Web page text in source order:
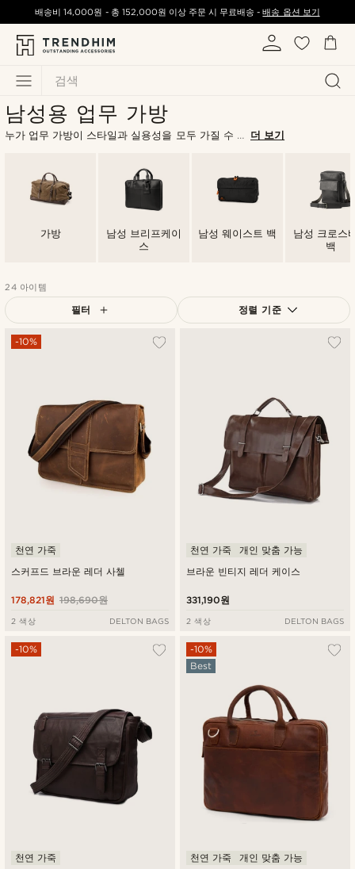
검색
배송비14,000원 - 총 152,000원 이상 주문 시 무료배송 -배송 옵션 보기
남성용 업무 가방
누가 업무 가방이 스타일과 실용성을 모두 가질 수 없다고 했나요? 아무도 없습니다! Trendhim의 남성용 업무 가방과 함께라면 스타일을 잃지 않고 실용성과 패션을 동시에 겟할 수 있습니다. 더 보기
가방
남성 브리프케이
스
남성 웨이스트 백
남성 크로스
백
24 아이템
필터 정렬 기준
스커프드 브라운 레더 사첼
-10%
천연 가죽
198,690원
178,821원
2 색상 DELTON BAGS
브라운 빈티지 레더 케이스
천연 가죽 개인 맞춤 가능
331,190원
2 색상 DELTON BAGS
-10%
천연 가죽
-10%
Best
천연 가죽 개인 맞춤 가능